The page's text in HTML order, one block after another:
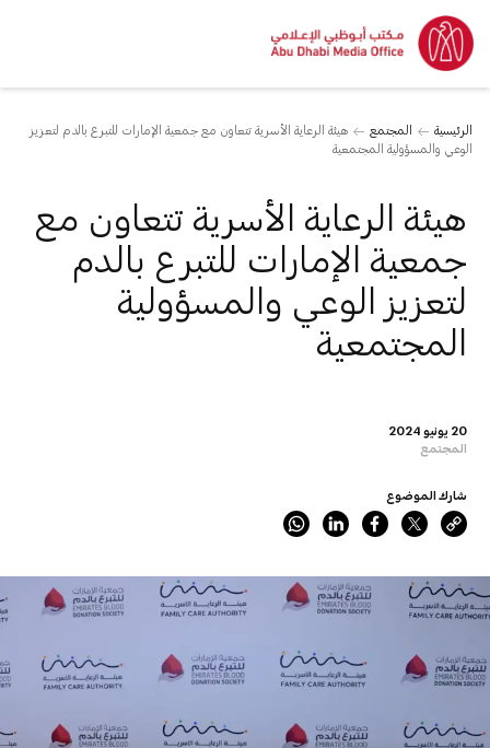
الرئيسية المجتمع
هيئة الرعاية الأسرية تتعاون مع جمعية الإمارات للتبرع بالدم لتعزيز
الوعي والمسؤولية المجتمعية
20 يونيو 2024
المجتمع
هيئة الرعاية الأسرية تتعاون مع
جمعية الإمارات للتبرع بالدم
لتعزيز الوعي والمسؤولية
المجتمعية
شارك الموضوع